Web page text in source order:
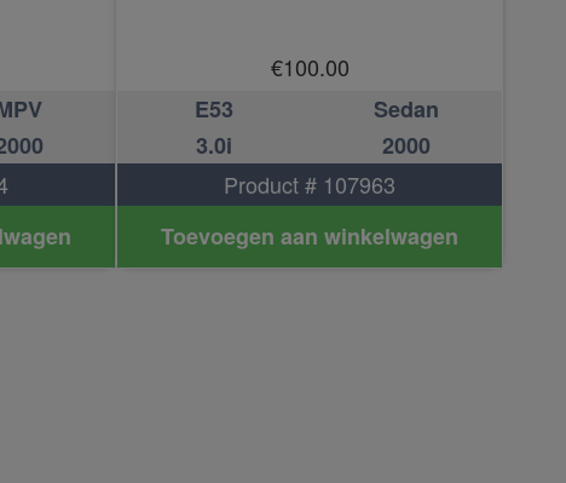
€100.00
E53
Sedan
3.0i
2000
Product # 107963
Toevoegen aan winkelwagen